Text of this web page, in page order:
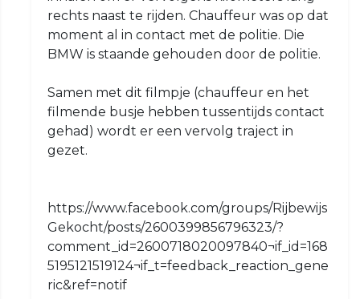
rechts naast te rijden. Chauffeur was op dat
moment al in contact met de politie. Die
BMW is staande gehouden door de politie.
Samen met dit filmpje (chauffeur en het
filmende busje hebben tussentijds contact
gehad) wordt er een vervolg traject in
gezet.
https://www.facebook.com/groups/Rijbewijs
Gekocht/posts/2600399856796323/?
comment_id=2600718020097840¬if_id=168
5195121519124¬if_t=feedback_reaction_gene
ric&ref=notif